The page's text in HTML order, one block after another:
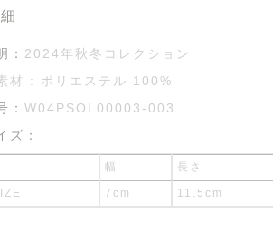
： 2024年秋冬コレクション
材 : ポリエステル 100%
： W04PSOL00003-003
ズ：
幅 長さ
7cm 11.5cm